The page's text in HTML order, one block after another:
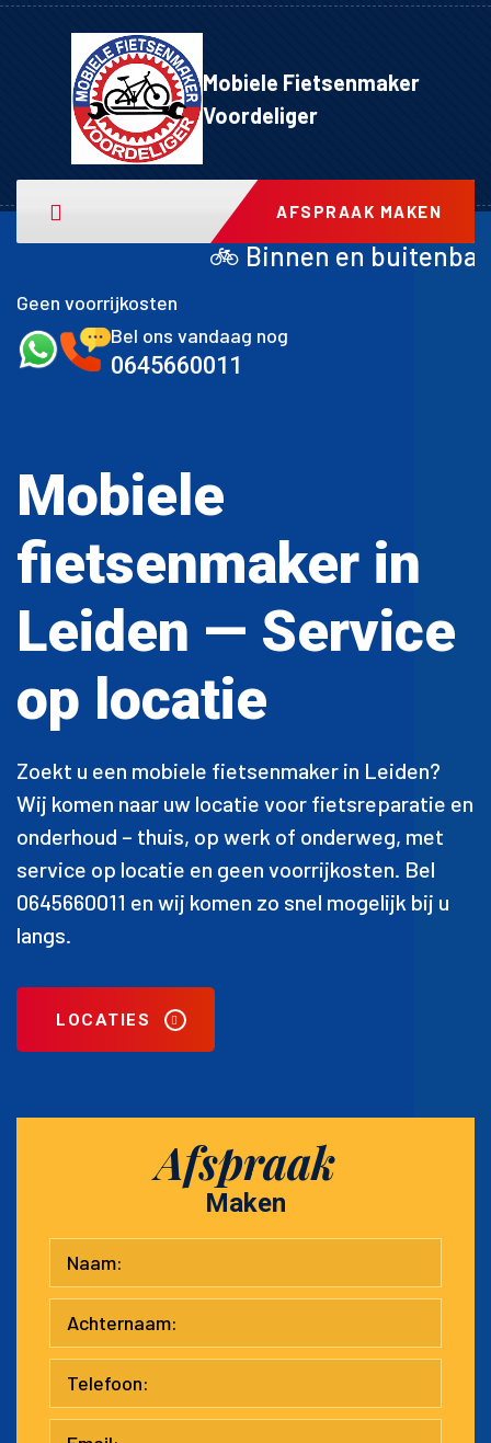
Mobiele Fietsenmaker
Voordeliger
AFSPRAAK MAKEN
Binnen en buitenband achter inclusief
Geen voorrijkosten
Bel ons vandaag nog
0645660011
Mobiele
fietsenmaker in
Leiden — Service
op locatie
Zoekt u een mobiele fietsenmaker in Leiden?
Wij komen naar uw locatie voor fietsreparatie en
onderhoud – thuis, op werk of onderweg, met
service op locatie en geen voorrijkosten. Bel
0645660011 en wij komen zo snel mogelijk bij u
langs.
LOCATIES
Afspraak
Maken